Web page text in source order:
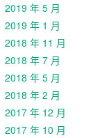
2019 年 5 月
2019 年 1 月
2018 年 11 月
2018 年 7 月
2018 年 5 月
2018 年 2 月
2017 年 12 月
2017 年 10 月